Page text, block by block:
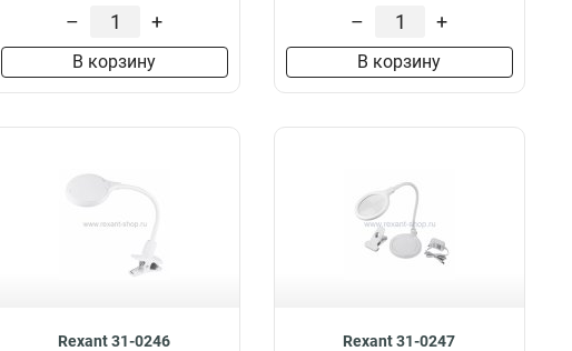
– +
В корзину
– +
В корзину
Rexant 31-0246 Rexant 31-0247